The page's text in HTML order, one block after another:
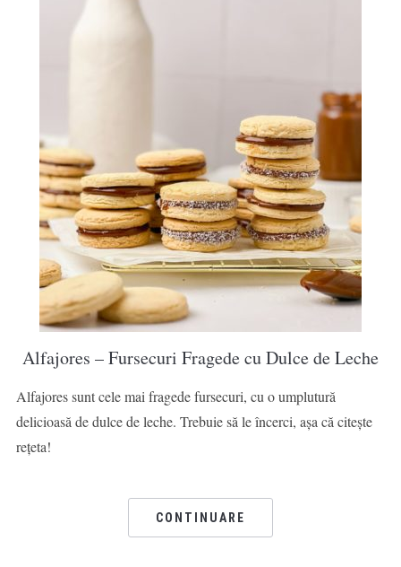
Alfajores – Fursecuri Fragede cu Dulce de Leche
Alfajores sunt cele mai fragede fursecuri, cu o umplutură
delicioasă de dulce de leche. Trebuie să le încerci, așa că citește
rețeta!
CONTINUARE